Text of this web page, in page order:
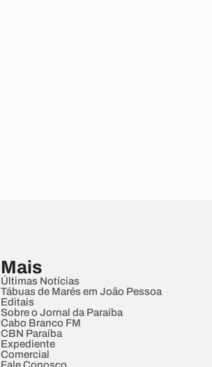
Mais
Últimas Notícias
Tábuas de Marés em João Pessoa
Editais
Sobre o Jornal da Paraíba
Cabo Branco FM
CBN Paraíba
Expediente
Comercial